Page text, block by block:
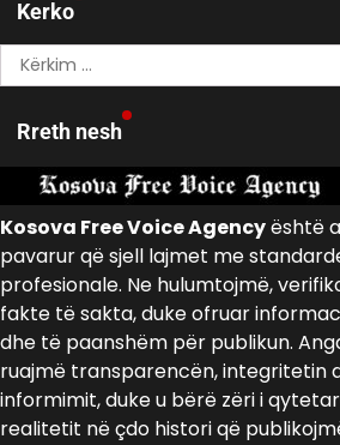
Kerko
Kërko
për:
Rreth nesh
Kosova Free Voice Agencyështë
pavarur që sjell lajmet me
profesionale. Ne hulumtojmë,
fakte të sakta, duke ofruar
dhe të paanshëm për publikun.
ruajmë transparencën, integritetin
informimit, duke u bërë zëri i
realitetit në çdo histori që